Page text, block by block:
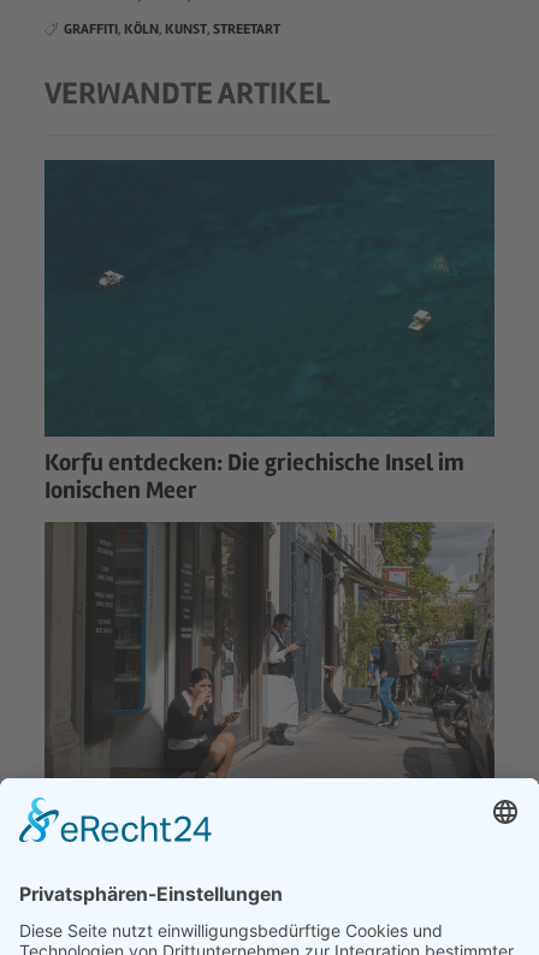
GRAFFITI, KÖLN, KUNST,STREETART
VERWANDTE ARTIKEL
Korfu entdecken: Die griechische Insel im
Ionischen Meer
Schnabulieren, fantasieren und
romantisieren..willkommen in Paris